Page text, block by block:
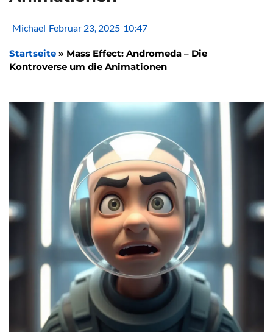
Michael Februar 23, 2025 10:47
Startseite » Mass Effect: Andromeda – Die
Kontroverse um die Animationen